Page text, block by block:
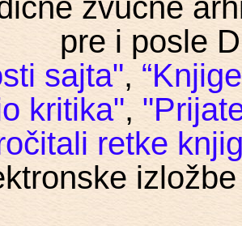
zvučne
pre i posle
sajta",
kritika",
retke